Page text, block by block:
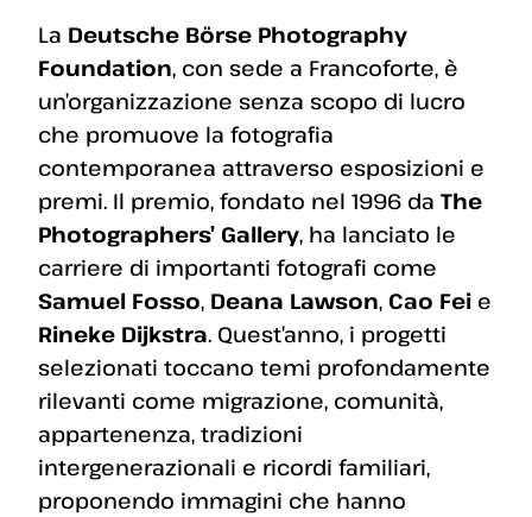
La Deutsche Börse Photography
Foundation, con sede a Francoforte, è
un’organizzazione senza scopo di lucro
che promuove la fotografia
contemporanea attraverso esposizioni e
premi. Il premio, fondato nel 1996 da The
Photographers’ Gallery, ha lanciato le
carriere di importanti fotografi come
Samuel Fosso, Deana Lawson, Cao Fei e
Rineke Dijkstra. Quest’anno, i progetti
selezionati toccano temi profondamente
rilevanti come migrazione, comunità,
appartenenza, tradizioni
intergenerazionali e ricordi familiari,
proponendo immagini che hanno